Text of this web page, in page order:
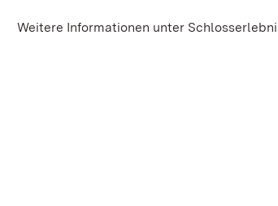
Weitere Informationen unter